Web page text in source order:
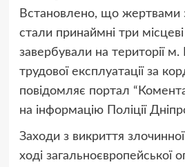
Встановлено, що жертвами
стали принаймні три
завербували на території м.
трудової експлуатації за
повідомляє портал
на інформацію Поліції
Заходи з викриття
ході загальноєвропейської